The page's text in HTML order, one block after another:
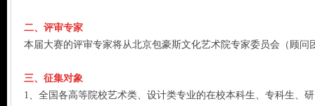
二、评审专家
本届大赛的评审专家将从北京包豪斯文化艺术院专家委员会（顾问
三、征集对象
1、全国各高等院校艺术类、设计类专业的在校本科生、专科生、